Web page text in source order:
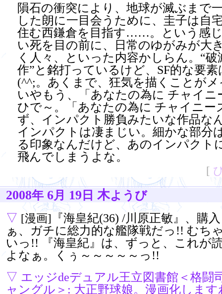
隕石の衝突により、地球が滅ぶまで
した朗に一目会うために、圭子は自
住む西鎌倉を目指す……。という感
い死を目の前に、日常のゆがみが大
く人々、といった内容かしらん。“破
作”と銘打っているけど、SF的な要
(^^;。あくまで、狂気を描くことが
いやもう、「あなたの為に チャイニ
ひで～。「あなたの為に チャイニー
ず、インパクト勝負みたいな作品な
インパクトは凄まじい。細かな部分
る印象なんだけど、あのインパクト
飛んでしまうよな。
[
2008年 6月 19 日 木ようび
▽ [漫画]
『海皇紀(36) /川原正敏』、購
ぁ、ガチに総力的な艦隊戦だっ!! むち
いっ!! 『海皇紀』は、ずっと、これが
よなぁ。くぅ～～～～～っ!!
▽ エッジdeデュアル王立図書館＜格闘
ャングル＞: 大正野球娘。漫画化します